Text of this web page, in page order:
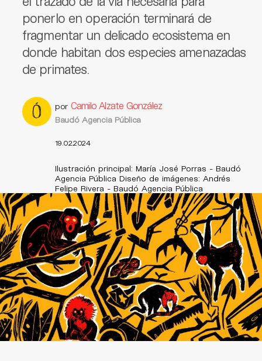
ponerlo en operación terminará de
fragmentar un delicado ecosistema en
donde habitan dos especies amenazadas
de primates.
por Camilo Alzate González
Baudó Agencia Pública
19.02.2024
Ilustración principal: María José Porras - Baudó
Agencia Pública Diseño de imágenes: Andrés
Felipe Rivera - Baudó Agencia Pública